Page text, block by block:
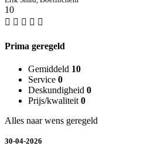
10
Prima geregeld
Gemiddeld 10
Service 0
Deskundigheid 0
Prijs/kwaliteit 0
Alles naar wens geregeld
30-04-2026